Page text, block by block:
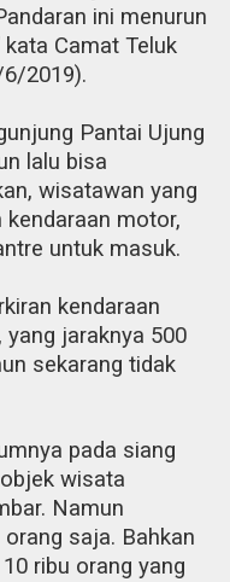
ini menurun
kata Camat Teluk
2019).
Pantai Ujung
lalu bisa
wisatawan yang
kendaraan motor,
untuk masuk.
kendaraan
jaraknya 500
sekarang tidak
pada siang
wisata
Namun
saja. Bahkan
ribu orang yang